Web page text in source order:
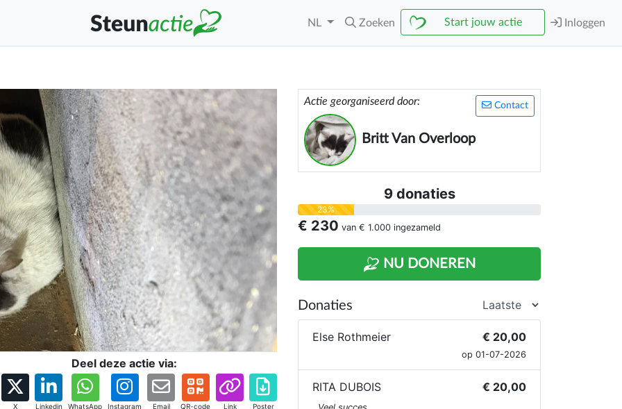
NL Zoeken Start jouw actie Inloggen
Deel deze actie via:
X Linkedin WhatsApp Instagram Email QR-code Link Poster
Contact
Actie georganiseerd door:
Britt Van Overloop
9 donaties
23%
€ 230 van € 1.000 ingezameld
NU DONEREN
Donaties
Else Rothmeier € 20,00
op 01-07-2026
RITA DUBOIS € 20,00